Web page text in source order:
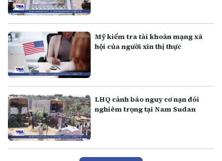
Mỹ kiểm tra tài khoản mạng xã
hội của người xin thị thực
LHQ cảnh báo nguy cơ nạn đói
nghiêm trọng tại Nam Sudan